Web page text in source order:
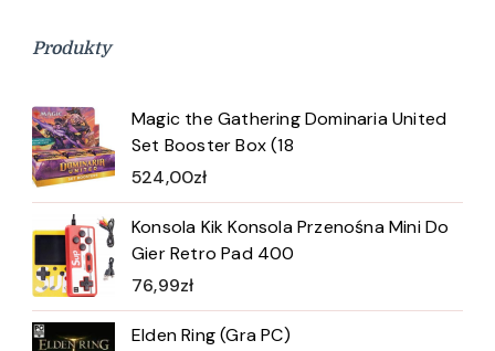
Produkty
Magic the Gathering Dominaria United
Set Booster Box (18
524,00zł
Konsola Kik Konsola Przenośna Mini Do
Gier Retro Pad 400
76,99zł
Elden Ring (Gra PC)